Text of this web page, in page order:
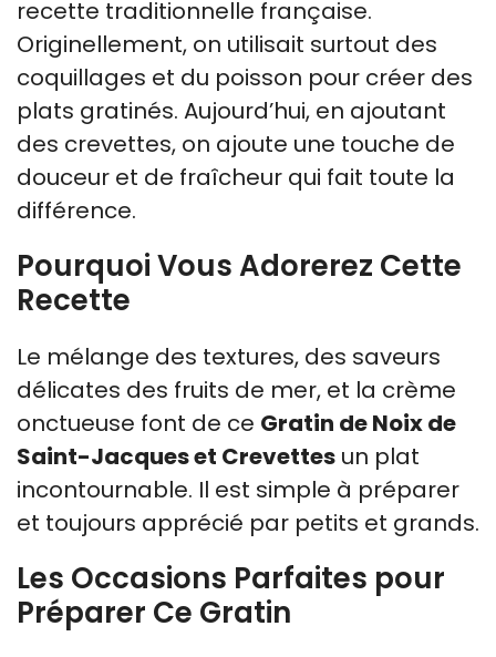
recette traditionnelle française.
Originellement, on utilisait surtout des
coquillages et du poisson pour créer des
plats gratinés. Aujourd’hui, en ajoutant
des crevettes, on ajoute une touche de
douceur et de fraîcheur qui fait toute la
différence.
Pourquoi Vous Adorerez Cette
Recette
Le mélange des textures, des saveurs
délicates des fruits de mer, et la crème
onctueuse font de ce Gratin de Noix de
Saint-Jacques et Crevettes un plat
incontournable. Il est simple à préparer
et toujours apprécié par petits et grands.
Les Occasions Parfaites pour
Préparer Ce Gratin